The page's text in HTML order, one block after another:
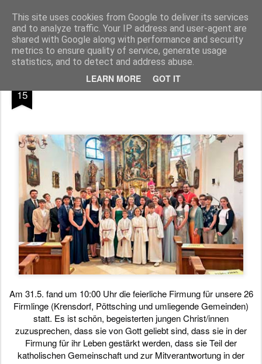
This site uses cookies from Google to deliver its services
and to analyze traffic. Your IP address and user-agent are
shared with Google along with performance and security
metrics to ensure quality of service, generate usage
statistics, and to detect and address abuse.
LEARN MORE GOT IT
Pfarre Pöttsching Die Pfarre Pöttsching gehört zum SeelSorgeRaum St. Klemens in 7033 Pöttsching, Hauptstraße 6
Pages
15
Am 31.5. fand um 10:00 Uhr die feierliche Firmung für unsere 26
Firmlinge (Krensdorf, Pöttsching und umliegende Gemeinden)
statt. Es ist schön, begeisterten jungen Christ/innen
zuzusprechen, dass sie von Gott geliebt sind, dass sie in der
Firmung für ihr Leben gestärkt werden, dass sie Teil der
katholischen Gemeinschaft und zur Mitverantwortung in der